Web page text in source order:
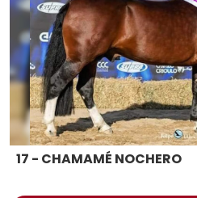
17 - CHAMAMÉ NOCHERO